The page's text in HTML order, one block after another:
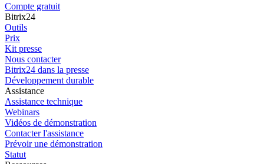
Compte gratuit
Bitrix24
Outils
Prix
Kit presse
Nous contacter
Bitrix24 dans la presse
Développement durable
Assistance
Assistance technique
Webinars
Vidéos de démonstration
Contacter l'assistance
Prévoir une démonstration
Statut